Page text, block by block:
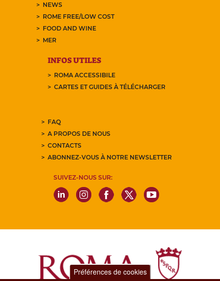
NEWS
ROME FREE/LOW COST
FOOD AND WINE
MER
INFOS UTILES
ROMA ACCESSIBILE
CARTES ET GUIDES À TÉLÉCHARGER
FAQ
A PROPOS DE NOUS
CONTACTS
ABONNEZ-VOUS À NOTRE NEWSLETTER
SUIVEZ-NOUS SUR:
Préférences de cookies